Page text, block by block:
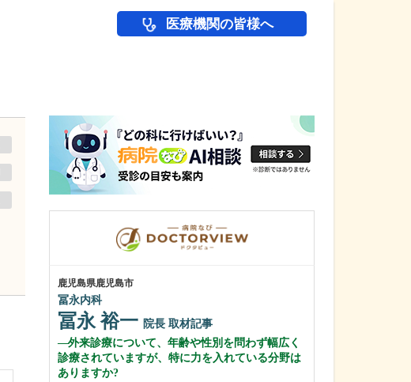
医療機関の皆様へ
鹿児島県鹿児島市
冨永内科
冨永 裕一 院長 取材記事
外来診療について、年齢や性別を問わず幅広く
診療されていますが、特に力を入れている分野は
ありますか?